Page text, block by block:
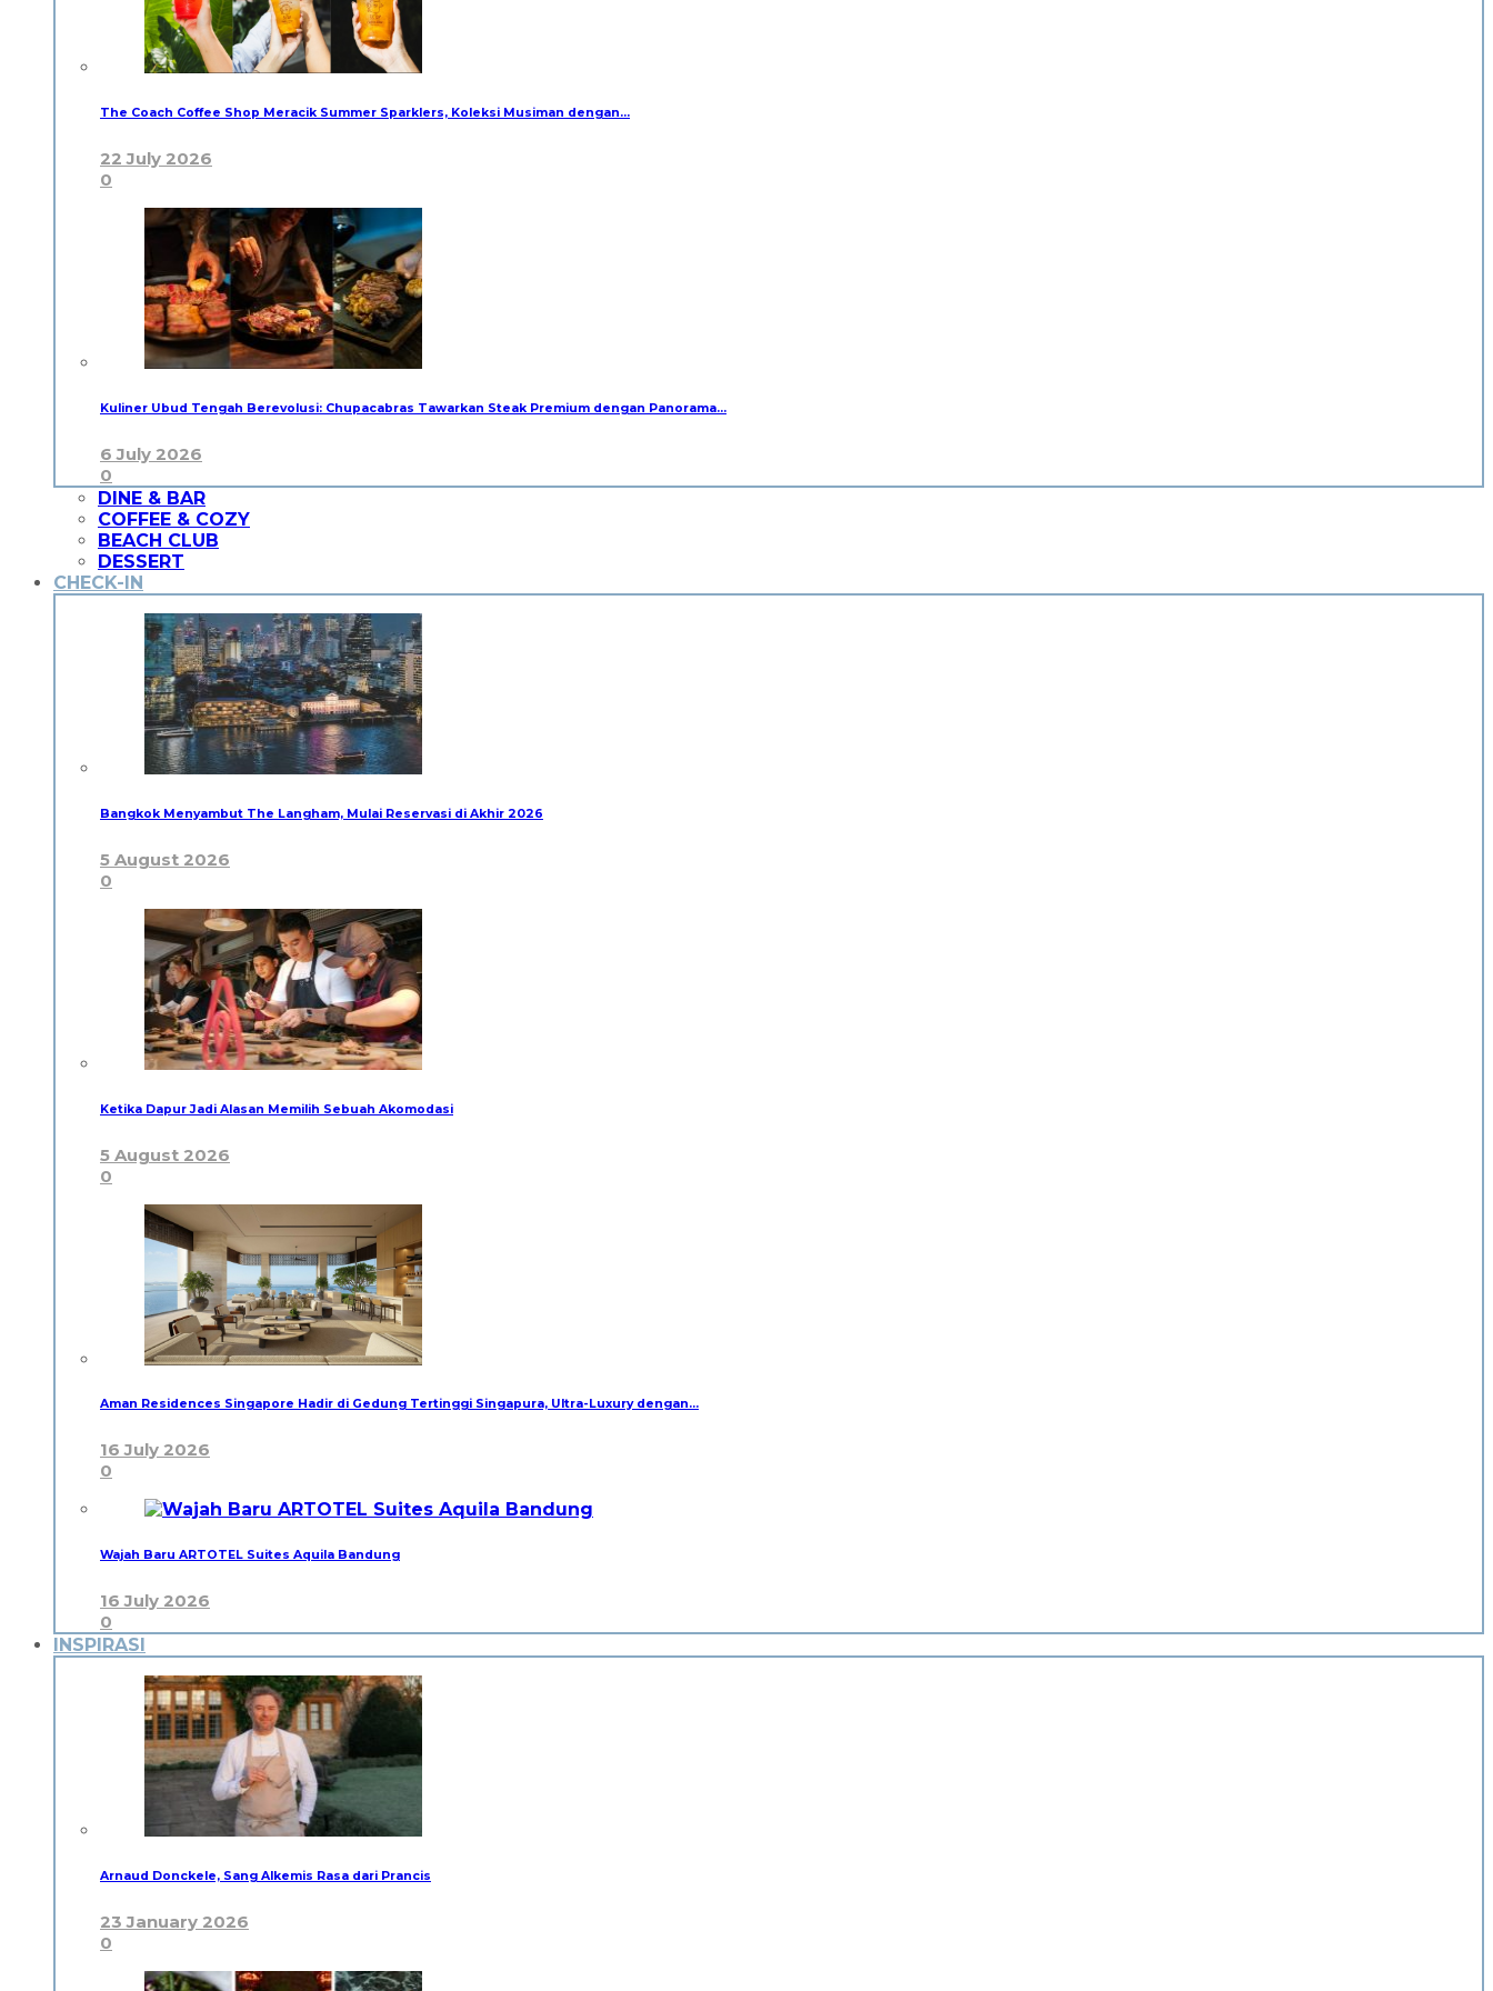
The Coach Coffee Shop Meracik Summer Sparklers, Koleksi Musiman dengan…
22 July 2026
0
Kuliner Ubud Tengah Berevolusi: Chupacabras Tawarkan Steak Premium dengan Panorama…
6 July 2026
0
DINE & BAR
COFFEE & COZY
BEACH CLUB
DESSERT
CHECK-IN
Bangkok Menyambut The Langham, Mulai Reservasi di Akhir 2026
5 August 2026
0
Ketika Dapur Jadi Alasan Memilih Sebuah Akomodasi
5 August 2026
0
Aman Residences Singapore Hadir di Gedung Tertinggi Singapura, Ultra-Luxury dengan…
16 July 2026
0
Wajah Baru ARTOTEL Suites Aquila Bandung
16 July 2026
0
INSPIRASI
Arnaud Donckele, Sang Alkemis Rasa dari Prancis
23 January 2026
0